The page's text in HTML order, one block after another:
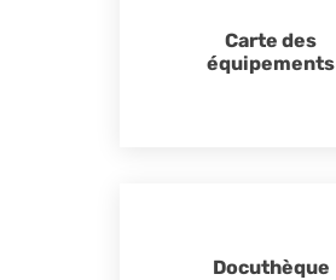
Carte des
équipements
Docuthèque